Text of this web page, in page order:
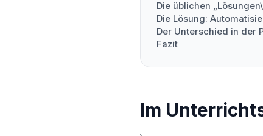
Die üblichen
Die Lösung:
Der Unterschied in der
Fazit
Im